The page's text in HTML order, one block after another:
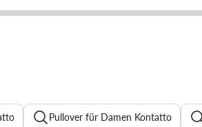
Pullover für Damen Kontatto